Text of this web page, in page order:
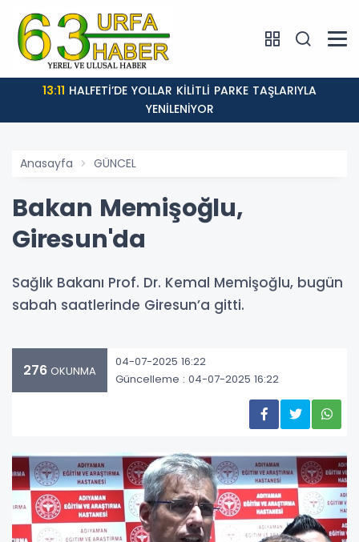
13:11
YENİLENİYOR
Anasayfa GÜNCEL
Bakan Memişoğlu,
Giresun'da
Sağlık Bakanı Prof. Dr. Kemal Memişoğlu, bugün
sabah saatlerinde Giresun’a gitti.
276 OKUNMA
04-07-2025 16:22
Güncelleme : 04-07-2025 16:22